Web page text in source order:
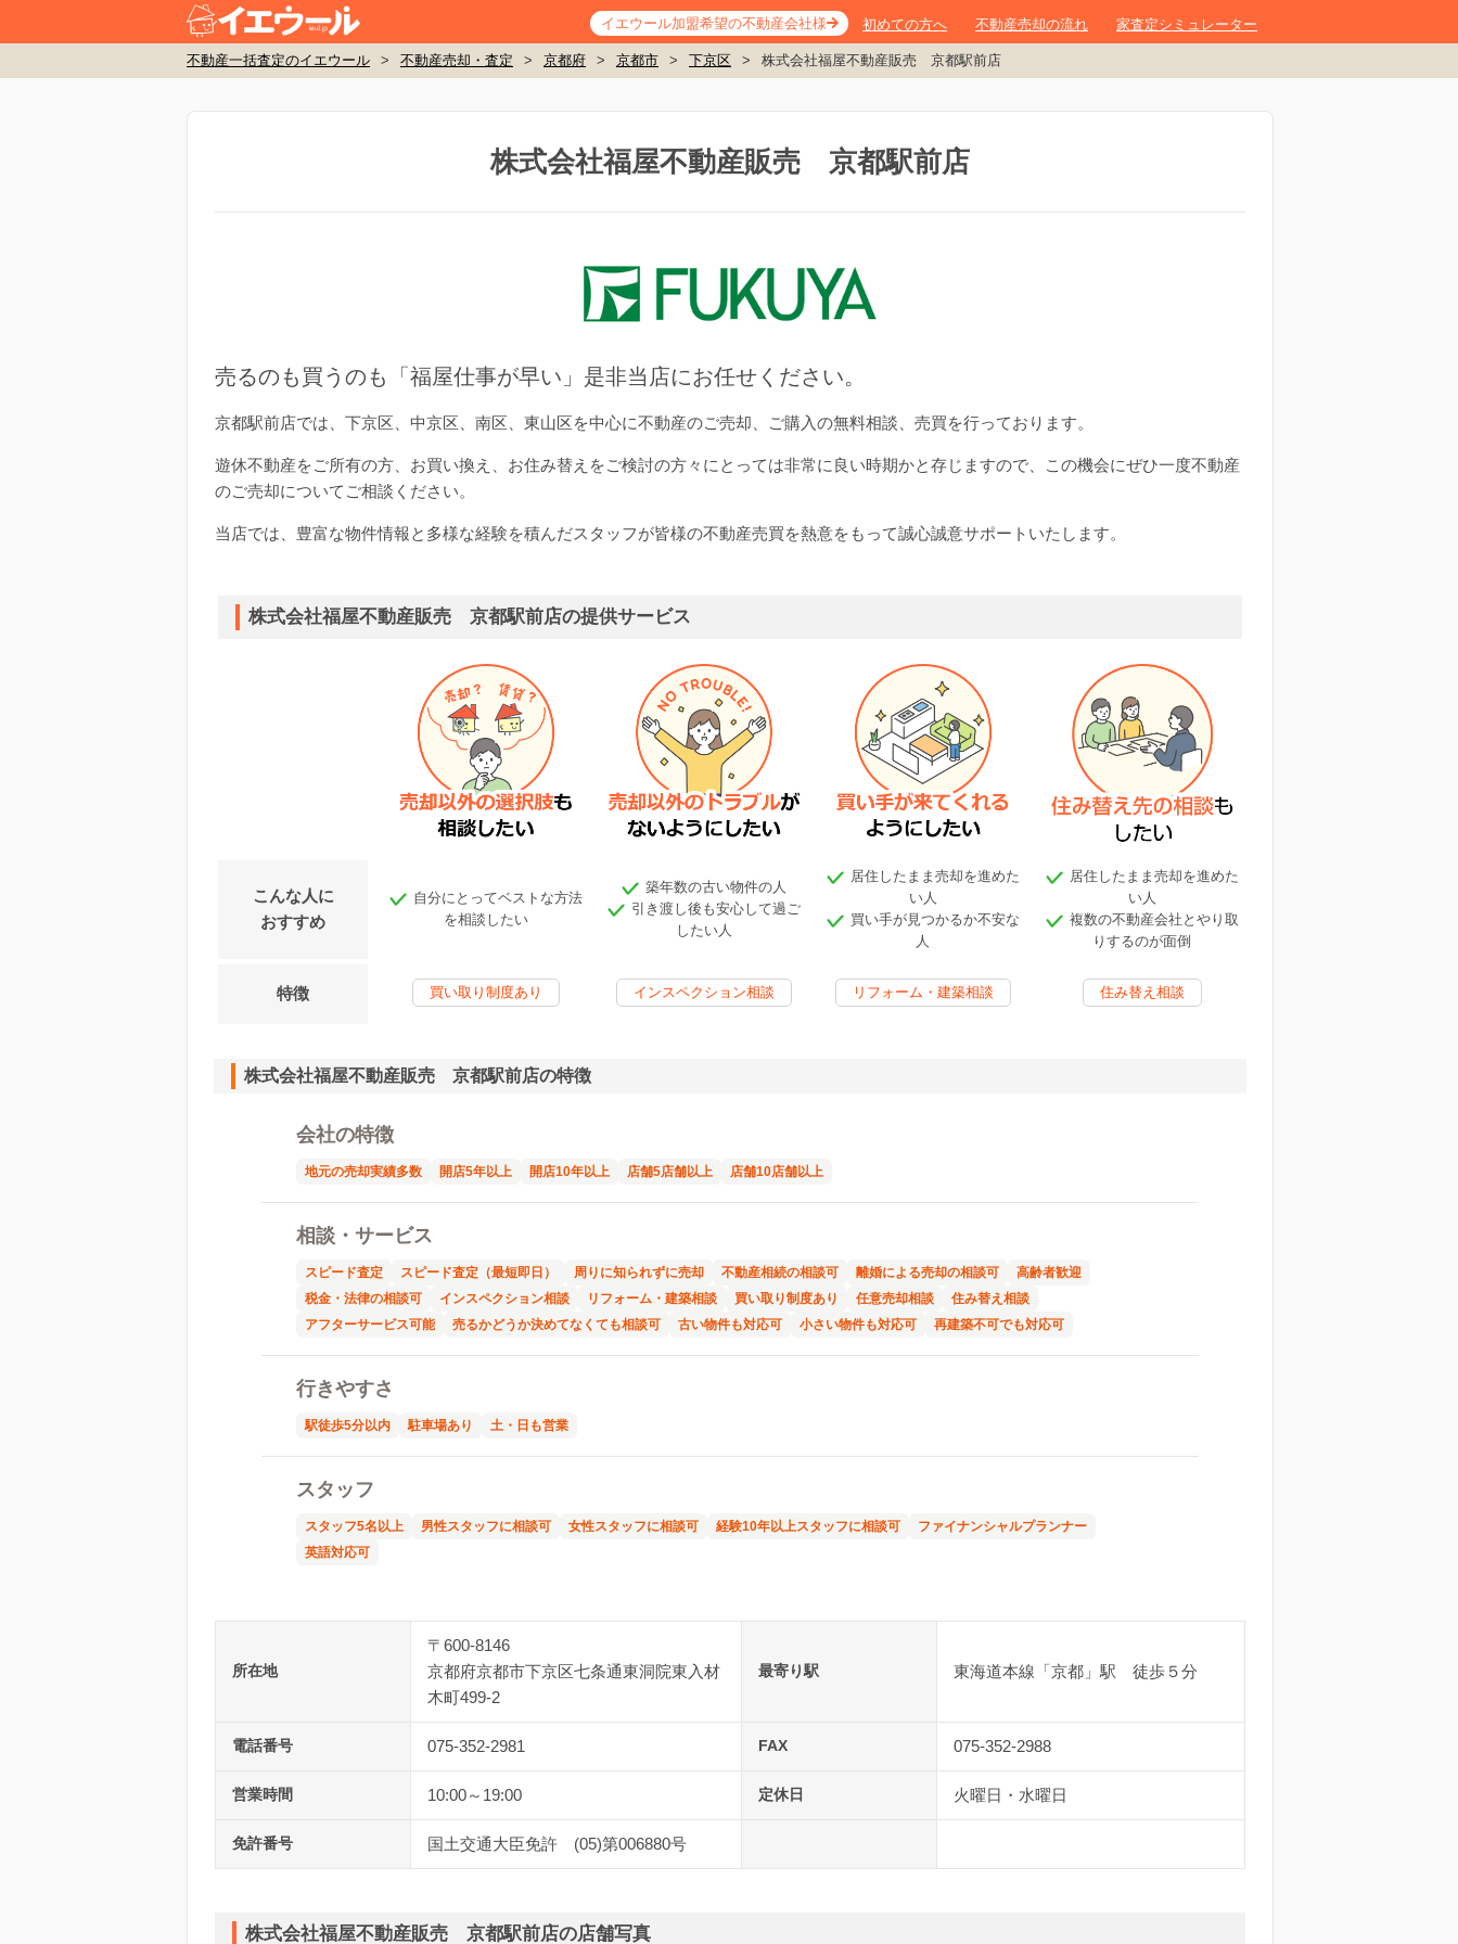
イエウール加盟希望の不動産会社様 初めての方へ 不動産売却の流れ 家査定シミュレーター
不動産一括査定のイエウール > 不動産売却・査定 > 京都府 > 京都市 > 下京区 > 株式会社福屋不動産販売 京都駅前店
株式会社福屋不動産販売 京都駅前店
売るのも買うのも「福屋仕事が早い」是非当店にお任せください。
京都駅前店では、下京区、中京区、南区、東山区を中心に不動産のご売却、ご購入の無料相談、売買を行っております。
遊休不動産をご所有の方、お買い換え、お住み替えをご検討の方々にとっては非常に良い時期かと存じますので、この機会にぜひ一度不動産
のご売却についてご相談ください。
当店では、豊富な物件情報と多様な経験を積んだスタッフが皆様の不動産売買を熱意をもって誠心誠意サポートいたします。
株式会社福屋不動産販売 京都駅前店の提供サービス
こんな人に
おすすめ
自分にとってベストな方法
を相談したい
築年数の古い物件の人
引き渡し後も安心して過ご
したい人
居住したまま売却を進めた
い人
買い手が見つかるか不安な
人
居住したまま売却を進めた
い人
複数の不動産会社とやり取
りするのが面倒
特徴 買い取り制度あり インスペクション相談 リフォーム・建築相談 住み替え相談
株式会社福屋不動産販売 京都駅前店の特徴
会社の特徴
地元の売却実績多数 開店5年以上 開店10年以上 店舗5店舗以上 店舗10店舗以上
相談・サービス
スピード査定 スピード査定（最短即日） 周りに知られずに売却 不動産相続の相談可 離婚による売却の相談可
高齢者歓迎
税金・法律の相談可
インスペクション相談 リフォーム・建築相談 買い取り制度あり 任意売却相談
住み替え相談
アフターサービス可能
売るかどうか決めてなくても相談可 古い物件も対応可 小さい物件も対応可 再建築不可でも対応可
行きやすさ
駅徒歩5分以内 駐車場あり 土・日も営業
スタッフ
スタッフ5名以上 男性スタッフに相談可 女性スタッフに相談可 経験10年以上スタッフに相談可
ファイナンシャルプランナー
英語対応可
所在地
〒600-8146
京都府京都市下京区七条通東洞院東入材
木町499-2
最寄り駅 東海道本線「京都」駅 徒歩５分
電話番号 075-352-2981 FAX 075-352-2988
営業時間 10:00～19:00 定休日 火曜日・水曜日
免許番号 国土交通大臣免許 (05)第006880号
株式会社福屋不動産販売 京都駅前店の店舗写真